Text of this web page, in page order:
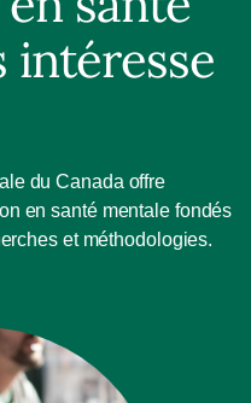
intéresse
du Canada offre
en santé mentale fondés
et méthodologies.